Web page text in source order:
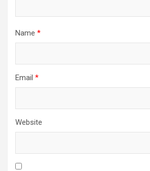
Name *
Email *
Website